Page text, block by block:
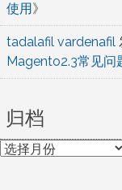
使用》
tadalafil vardenafil
Magento2.3常见问
归档
归